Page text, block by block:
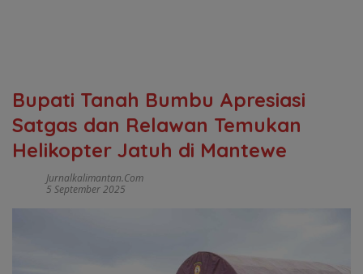
Bupati Tanah Bumbu Apresiasi
Satgas dan Relawan Temukan
Helikopter Jatuh di Mantewe
Jurnalkalimantan.com
5 September 2025